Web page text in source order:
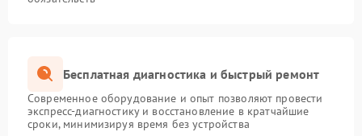
Бесплатная диагностика и быстрый ремонт
Современное оборудование и опыт позволяют провести
экспресс-диагностику и восстановление в кратчайшие
сроки, минимизируя время без устройства